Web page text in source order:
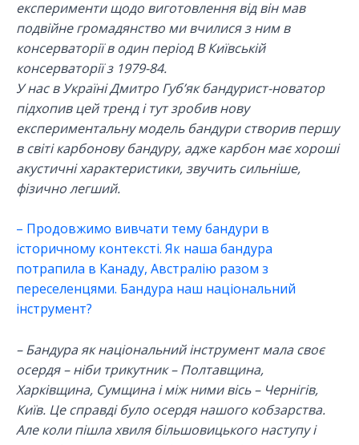
експерименти щодо виготовлення від він мав
подвійне громадянство ми вчилися з ним в
консерваторії в один період В Київській
консерваторії з 1979-84.
У нас в Україні Дмитро Губ’як бандурист-новатор
підхопив цей тренд і тут зробив нову
експериментальну модель бандури створив першу
в світі карбонову бандуру, адже карбон має хороші
акустичні характеристики, звучить сильніше,
фізично легший.
– Продовжимо вивчати тему бандури в
історичному контексті. Як наша бандура
потрапила в Канаду, Австралію разом з
переселенцями. Бандура наш національний
інструмент?
– Бандура як національний інструмент мала своє
осердя – ніби трикутник – Полтавщина,
Харківщина, Сумщина і між ними вісь – Чернігів,
Київ. Це справді було осердя нашого кобзарства.
Але коли пішла хвиля більшовицького наступу і